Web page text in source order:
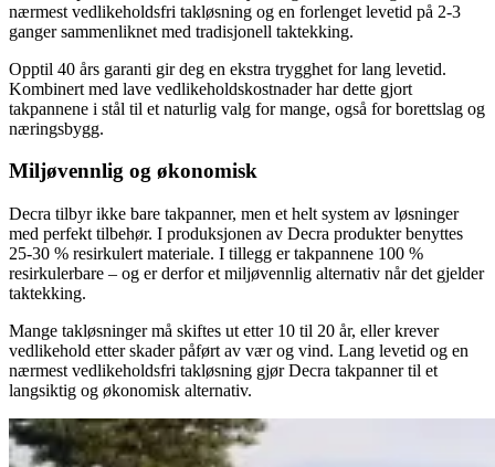
nærmest vedlikeholdsfri takløsning og en forlenget levetid på 2-3
ganger sammenliknet med tradisjonell taktekking.
Opptil 40 års garanti gir deg en ekstra trygghet for lang levetid.
Kombinert med lave vedlikeholdskostnader har dette gjort
takpannene i stål til et naturlig valg for mange, også for borettslag og
næringsbygg.
Miljøvennlig og økonomisk
Decra tilbyr ikke bare takpanner, men et helt system av løsninger
med perfekt tilbehør. I produksjonen av Decra produkter benyttes
25-30 % resirkulert materiale. I tillegg er takpannene 100 %
resirkulerbare – og er derfor et miljøvennlig alternativ når det gjelder
taktekking.
Mange takløsninger må skiftes ut etter 10 til 20 år, eller krever
vedlikehold etter skader påført av vær og vind. Lang levetid og en
nærmest vedlikeholdsfri takløsning gjør Decra takpanner til et
langsiktig og økonomisk alternativ.